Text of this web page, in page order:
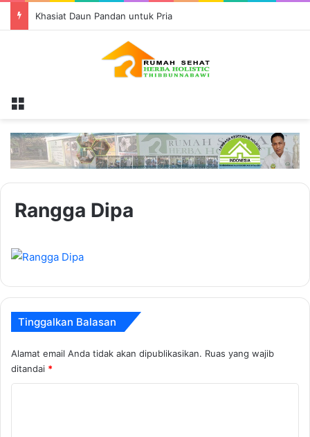
Khasiat Daun Pandan untuk Pria
Menu
Rangga Dipa
Tinggalkan Balasan
Alamat email Anda tidak akan dipublikasikan. Ruas yang wajib
ditandai *